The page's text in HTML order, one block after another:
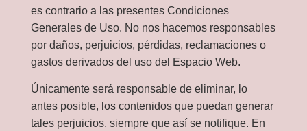
es contrario a las presentes Condiciones
Generales de Uso. No nos hacemos responsables
por daños, perjuicios, pérdidas, reclamaciones o
gastos derivados del uso del Espacio Web.
Únicamente será responsable de eliminar, lo
antes posible, los contenidos que puedan generar
tales perjuicios, siempre que así se notifique. En